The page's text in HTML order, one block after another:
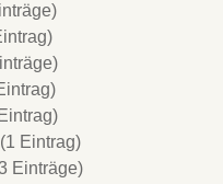
(1 Eintrag)
Einträge)